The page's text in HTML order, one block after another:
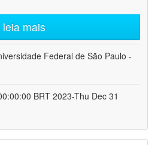
leia mais
Federal de São Paulo -
BRT 2023-Thu Dec 31